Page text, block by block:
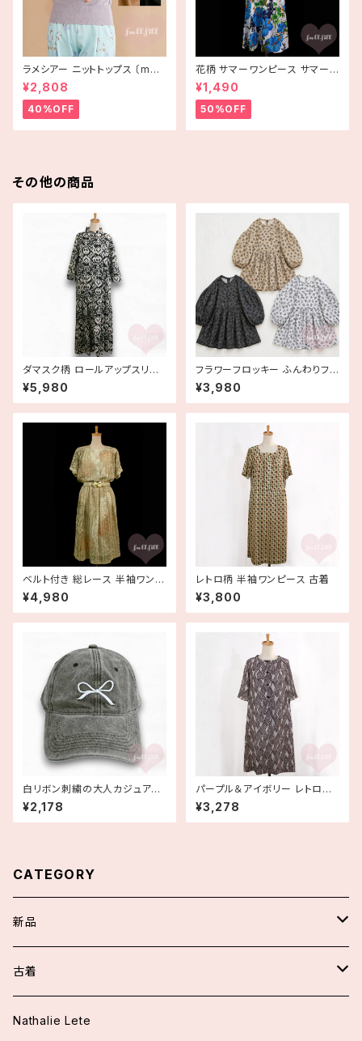
ラメシアー ニットトップス 〔merl
ot plus〕
¥2,808
40%OFF
花柄 サマーワンピース サマード
レス ハイビスカス ブルー USA
古着 HAWAII
¥1,490
50%OFF
その他の商品
ダマスク柄 ロールアップスリー
ブ ロングティアードワンピース
イタリア製 古着 made in ITAL
Y
¥5,980
フラワーフロッキー ふんわりフレ
アチュニックブラウス 花柄
¥3,980
ベルト付き 総レース 半袖ワンピ
ース 古着
¥4,980
レトロ柄 半袖ワンピース 古着
¥3,800
白リボン刺繍の大人カジュアル
コットンキャップ ヴィンテージ風
黒 帽子
¥2,178
パープル＆アイボリー レトロ柄
ワンピース 古着
¥3,278
CATEGORY
新品
スカート/パンツ
アウター
古着
ワンピース
Nathalie Lete